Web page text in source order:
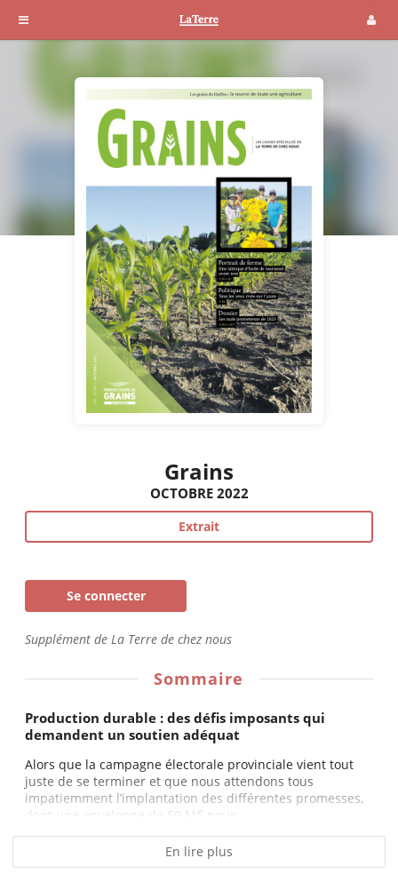
Grains
OCTOBRE 2022
Extrait
Se connecter
Supplément de La Terre de chez nous
Sommaire
Production durable : des défis imposants qui
demandent un soutien adéquat
Alors que la campagne électorale provinciale vient tout
juste de se terminer et que nous attendons tous
impatiemment l’implantation des différentes promesses,
dont une enveloppe de 50 M$ pour...
En lire plus